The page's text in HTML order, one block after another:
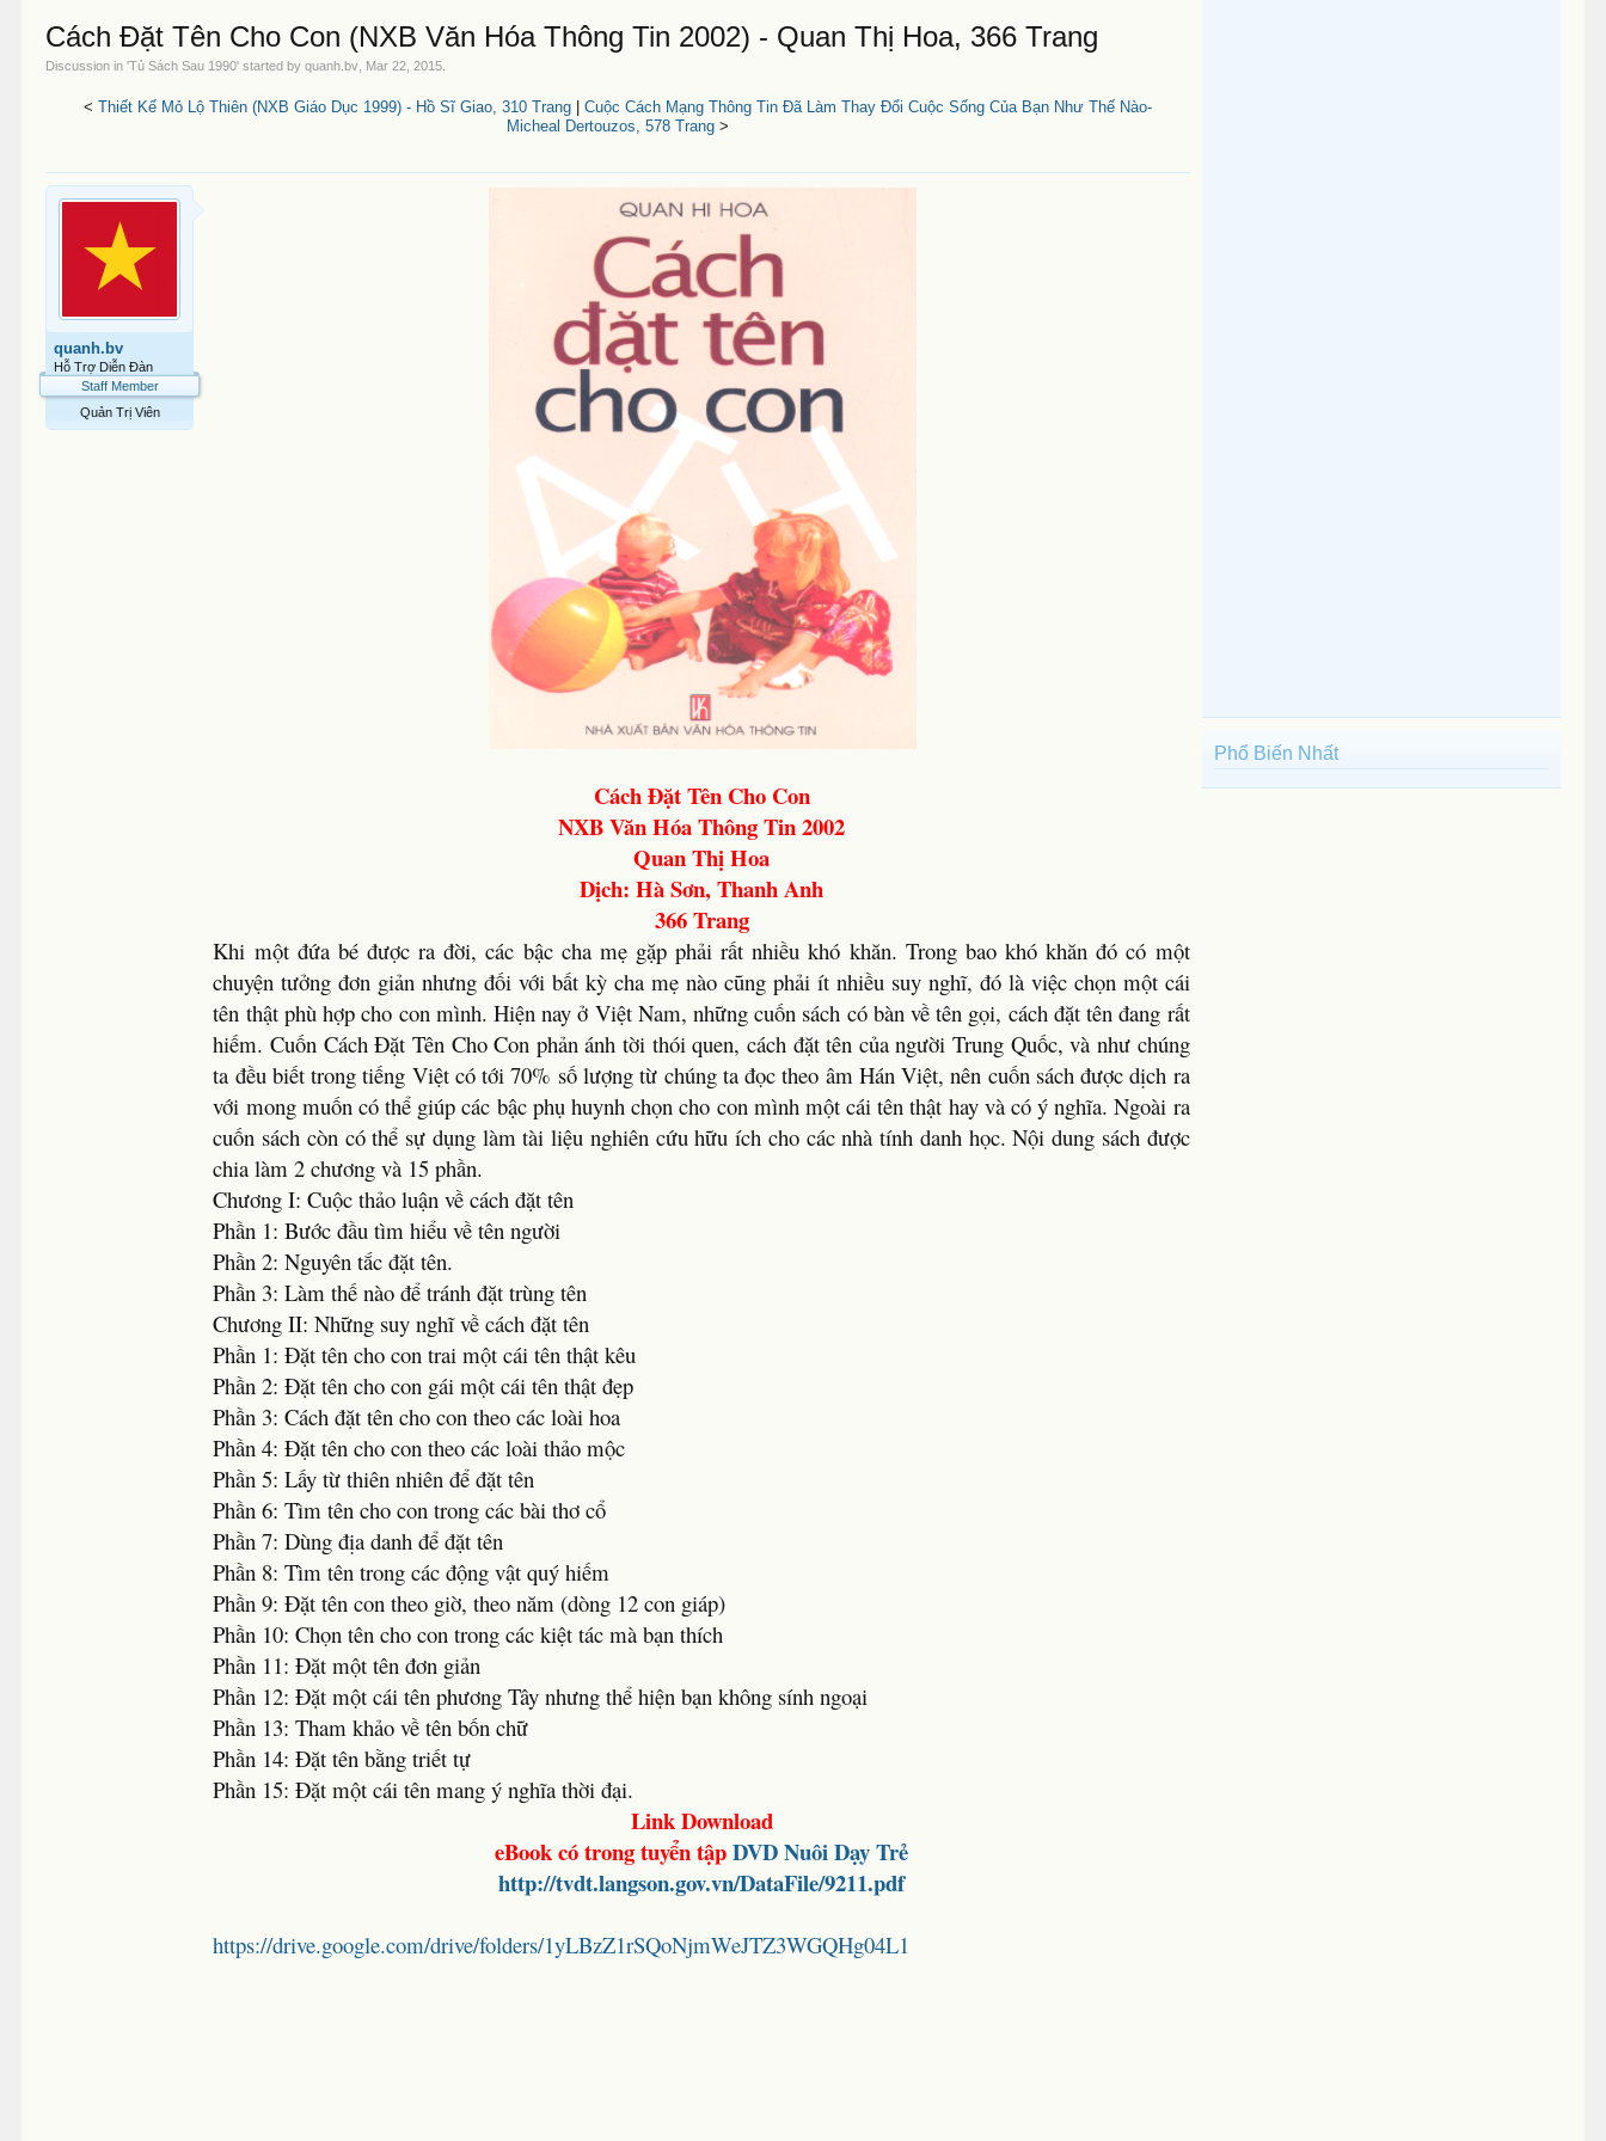
Cách Đặt Tên Cho Con (NXB Văn Hóa Thông Tin 2002) - Quan Thị Hoa, 366 Trang
Discussion in 'Tủ Sách Sau 1990' started byquanh.bv Mar 22, 2015
< Thiết Kế Mỏ Lộ Thiên (NXB Giáo Dục 1999) - Hồ Sĩ Giao, 310 Trang
Cuộc Cách Mạng Thông Tin Đã Làm Thay Đổi Cuộc Sống Của Bạn Như Thế Nào-
Micheal Dertouzos, 578 Trang >
quanh.bv
Hỗ Trợ Diễn Đàn
Staff Member
Quản Trị Viên
Cách Đặt Tên Cho Con
NXB Văn Hóa Thông Tin 2002
Quan Thị Hoa
Dịch: Hà Sơn, Thanh Anh
366 Trang
Khi một đứa bé được ra đời, các bậc cha mẹ gặp phải rất nhiều khó khăn. Trong bao khó khăn đó có một
chuyện tưởng đơn giản nhưng đối với bất kỳ cha mẹ nào cũng phải ít nhiều suy nghĩ, đó là việc chọn một cái
tên thật phù hợp cho con mình. Hiện nay ở Việt Nam, những cuốn sách có bàn về tên gọi, cách đặt tên đang rất
hiếm. Cuốn Cách Đặt Tên Cho Con phản ánh tời thói quen, cách đặt tên của người Trung Quốc, và như chúng
ta đều biết trong tiếng Việt có tới 70% số lượng từ chúng ta đọc theo âm Hán Việt, nên cuốn sách được dịch ra
với mong muốn có thể giúp các bậc phụ huynh chọn cho con mình một cái tên thật hay và có ý nghĩa. Ngoài ra
cuốn sách còn có thể sự dụng làm tài liệu nghiên cứu hữu ích cho các nhà tính danh học. Nội dung sách được
chia làm 2 chương và 15 phần.
Chương I: Cuộc thảo luận về cách đặt tên
Phần 1: Bước đầu tìm hiểu về tên người
Phần 2: Nguyên tắc đặt tên.
Phần 3: Làm thế nào để tránh đặt trùng tên
Chương II: Những suy nghĩ về cách đặt tên
Phần 1: Đặt tên cho con trai một cái tên thật kêu
Phần 2: Đặt tên cho con gái một cái tên thật đẹp
Phần 3: Cách đặt tên cho con theo các loài hoa
Phần 4: Đặt tên cho con theo các loài thảo mộc
Phần 5: Lấy từ thiên nhiên để đặt tên
Phần 6: Tìm tên cho con trong các bài thơ cổ
Phần 7: Dùng địa danh để đặt tên
Phần 8: Tìm tên trong các động vật quý hiếm
Phần 9: Đặt tên con theo giờ, theo năm (dòng 12 con giáp)
Phần 10: Chọn tên cho con trong các kiệt tác mà bạn thích
Phần 11: Đặt một tên đơn giản
Phần 12: Đặt một cái tên phương Tây nhưng thể hiện bạn không sính ngoại
Phần 13: Tham khảo về tên bốn chữ
Phần 14: Đặt tên bằng triết tự
Phần 15: Đặt một cái tên mang ý nghĩa thời đại.
Link Download
eBook có trong tuyển tậpDVDNuôi Dạy Trẻ
http://tvdt.langson.gov.vn/DataFile/9211.pdf
https://drive.google.com/drive/folders/1yLBzZ1rSQoNjmWeJTZ3WGQHg04L1
Phổ Biến Nhất